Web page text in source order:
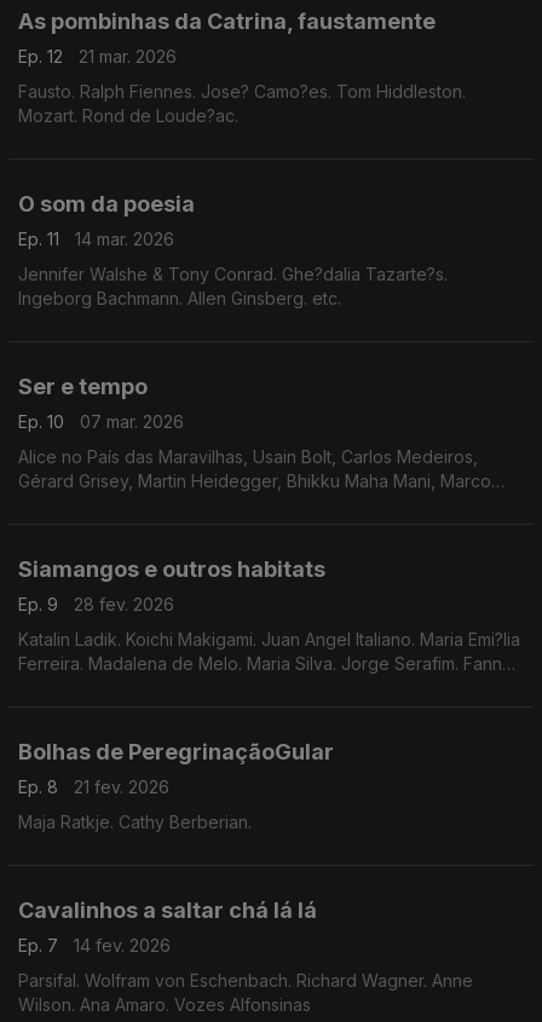
As pombinhas da Catrina, faustamente
Ep. 12
21 mar. 2026
Fausto. Ralph Fiennes. Jose? Camo?es. Tom Hiddleston.
Mozart. Rond de Loude?ac.
O som da poesia
Ep. 11
14 mar. 2026
Jennifer Walshe & Tony Conrad. Ghe?dalia Tazarte?s.
Ingeborg Bachmann. Allen Ginsberg. etc.
Ser e tempo
Ep. 10
07 mar. 2026
Alice no País das Maravilhas, Usain Bolt, Carlos Medeiros,
Gérard Grisey, Martin Heidegger, Bhikku Maha Mani, Marco
Siamangos e outros habitats
Ep. 9
28 fev. 2026
Katalin Ladik. Koichi Makigami. Juan Angel Italiano. Maria Emi?lia
Ferreira. Madalena de Melo. Maria Silva. Jorge Serafim. Fanny
Bolhas de PeregrinaçãoGular
Ep. 8
21 fev. 2026
Maja Ratkje. Cathy Berberian.
Cavalinhos a saltar chá lá lá
Ep. 7
14 fev. 2026
Parsifal. Wolfram von Eschenbach. Richard Wagner. Anne
Wilson. Ana Amaro. Vozes Alfonsinas